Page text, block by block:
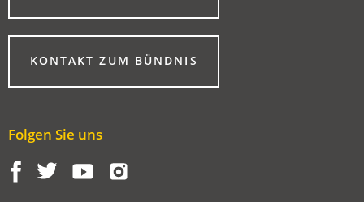
EINEM
NEUEN
TAB)KONTAKT ZUM BÜNDNIS
Folgen Sie uns